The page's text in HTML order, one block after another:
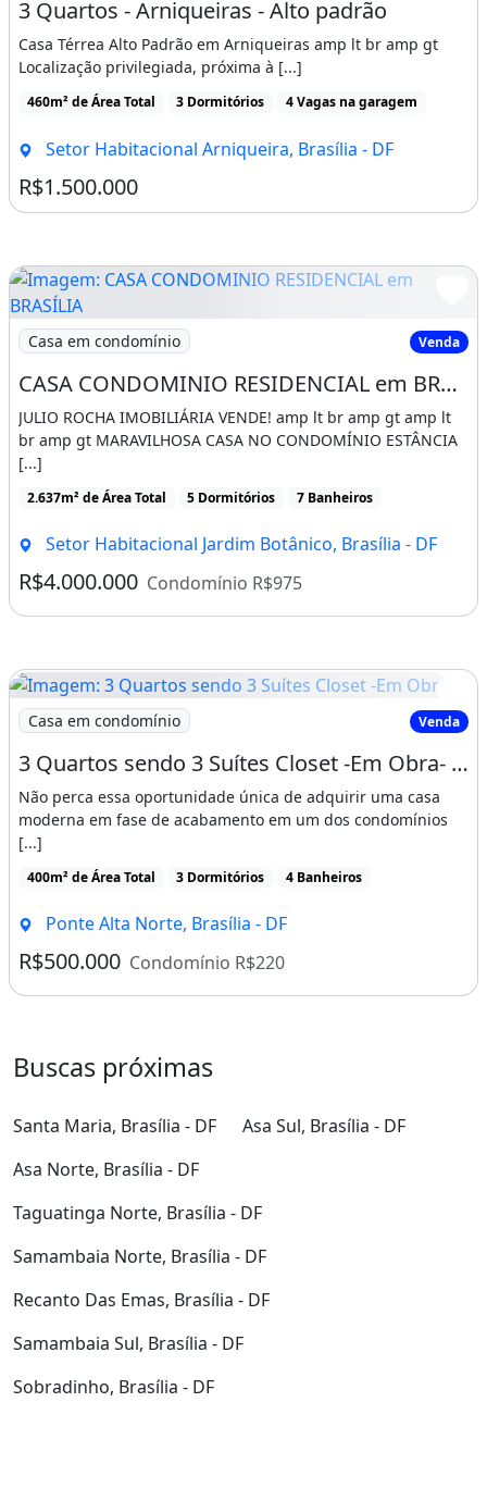
3 Quartos - Arniqueiras - Alto padrão
Casa Térrea Alto Padrão em Arniqueiras amp lt br amp gt
Localização privilegiada, próxima à [...]
460m² de Área Total 3 Dormitórios 4 Vagas na garagem
Setor Habitacional Arniqueira, Brasília - DF
R$1.500.000
Imagem: CASA CONDOMINIO RESIDENCIAL em BRASÍLIA
Casa em condomínio Venda
CASA CONDOMINIO RESIDENCIAL em BRASÍLIA - DF, SETOR HABITACIONAL JARDIM BOTÂNICO
JULIO ROCHA IMOBILIÁRIA VENDE! amp lt br amp gt amp lt
br amp gt MARAVILHOSA CASA NO CONDOMÍNIO ESTÂNCIA
[...]
2.637m² de Área Total 5 Dormitórios 7 Banheiros
Setor Habitacional Jardim Botânico, Brasília - DF
R$4.000.000 Condomínio R$975
Imagem: 3 Quartos sendo 3 Suítes Closet -Em Obra
Casa em condomínio Venda
3 Quartos sendo 3 Suítes Closet -Em Obra- Inicio da Rua São Francisco
Não perca essa oportunidade única de adquirir uma casa
moderna em fase de acabamento em um dos condomínios
[...]
400m² de Área Total 3 Dormitórios 4 Banheiros
Ponte Alta Norte, Brasília - DF
R$500.000 Condomínio R$220
Buscas próximas
Santa Maria, Brasília - DF
Asa Sul, Brasília - DF
Asa Norte, Brasília - DF
Taguatinga Norte, Brasília - DF
Samambaia Norte, Brasília - DF
Recanto Das Emas, Brasília - DF
Samambaia Sul, Brasília - DF
Sobradinho, Brasília - DF